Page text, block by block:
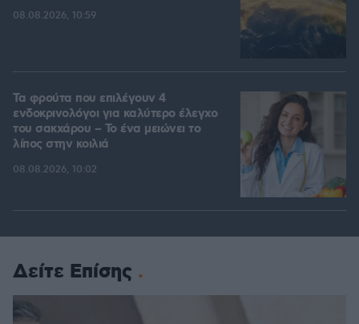
08.08.2026, 10:59
Τα φρούτα που επιλέγουν 4
ενδοκρινολόγοι για καλύτερο έλεγχο
του σακχάρου – Το ένα μειώνει το
λίπος στην κοιλιά
08.08.2026, 10:02
Δείτε Επίσης